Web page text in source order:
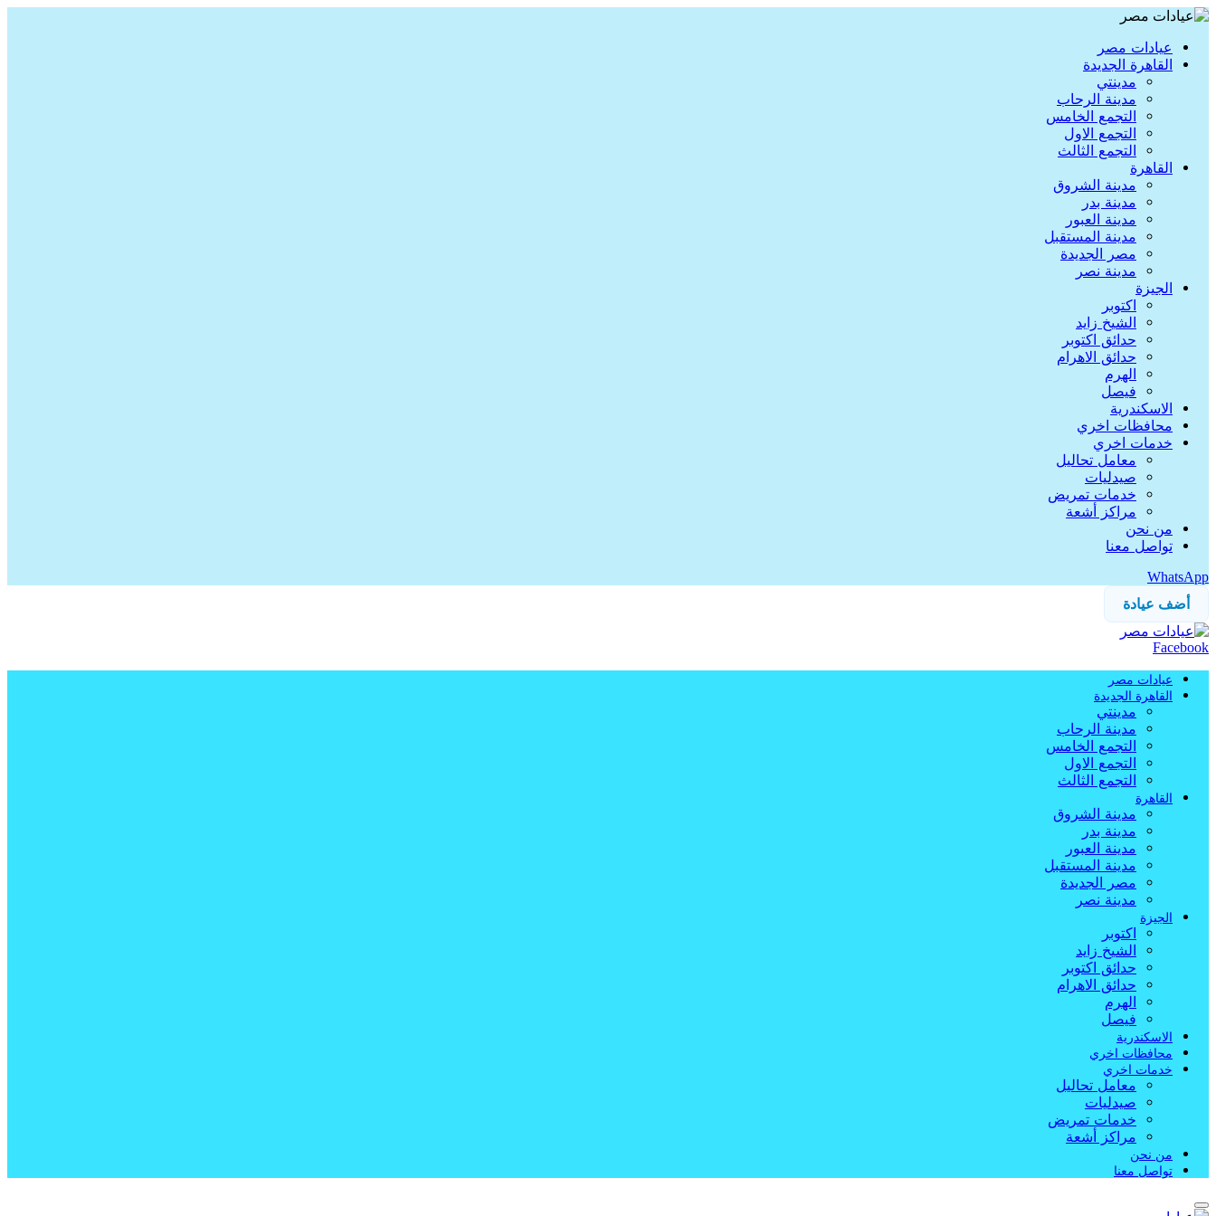
عيادات مصر
القاهرة الجديدة
مدينتي
مدينة الرحاب
التجمع الخامس
التجمع الاول
التجمع الثالث
القاهرة
مدينة الشروق
مدينة بدر
مدينة العبور
مدينة المستقبل
مصر الجديدة
مدينة نصر
الجيزة
اكتوبر
الشيخ زايد
حدائق اكتوبر
حدائق الاهرام
الهرم
فيصل
الاسكندرية
محافظات اخري
خدمات اخري
معامل تحاليل
صيدليات
خدمات تمريض
مراكز أشعة
من نحن
تواصل معنا
WhatsApp
أضف عيادة
Facebook
عيادات مصر
القاهرة الجديدة
مدينتي
مدينة الرحاب
التجمع الخامس
التجمع الاول
التجمع الثالث
القاهرة
مدينة الشروق
مدينة بدر
مدينة العبور
مدينة المستقبل
مصر الجديدة
مدينة نصر
الجيزة
اكتوبر
الشيخ زايد
حدائق اكتوبر
حدائق الاهرام
الهرم
فيصل
الاسكندرية
محافظات اخري
خدمات اخري
معامل تحاليل
صيدليات
خدمات تمريض
مراكز أشعة
من نحن
تواصل معنا